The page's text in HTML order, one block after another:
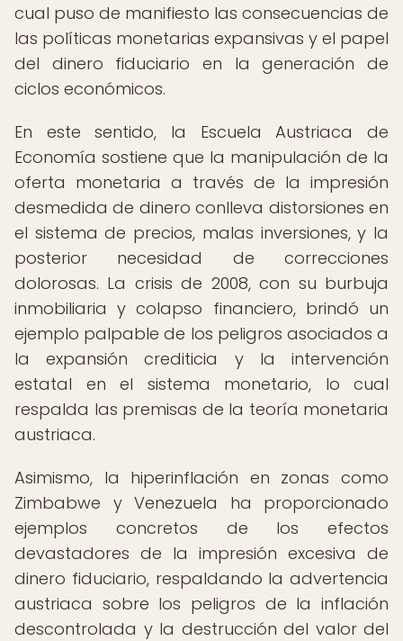
cual puso de manifiesto las consecuencias de
las políticas monetarias expansivas y el papel
del dinero fiduciario en la generación de
ciclos económicos.
En este sentido, la Escuela Austriaca de
Economía sostiene que la manipulación de la
oferta monetaria a través de la impresión
desmedida de dinero conlleva distorsiones en
el sistema de precios, malas inversiones, y la
posterior necesidad de correcciones
dolorosas. La crisis de 2008, con su burbuja
inmobiliaria y colapso financiero, brindó un
ejemplo palpable de los peligros asociados a
la expansión crediticia y la intervención
estatal en el sistema monetario, lo cual
respalda las premisas de la teoría monetaria
austriaca.
Asimismo, la hiperinflación en zonas como
Zimbabwe y Venezuela ha proporcionado
ejemplos concretos de los efectos
devastadores de la impresión excesiva de
dinero fiduciario, respaldando la advertencia
austriaca sobre los peligros de la inflación
descontrolada y la destrucción del valor del